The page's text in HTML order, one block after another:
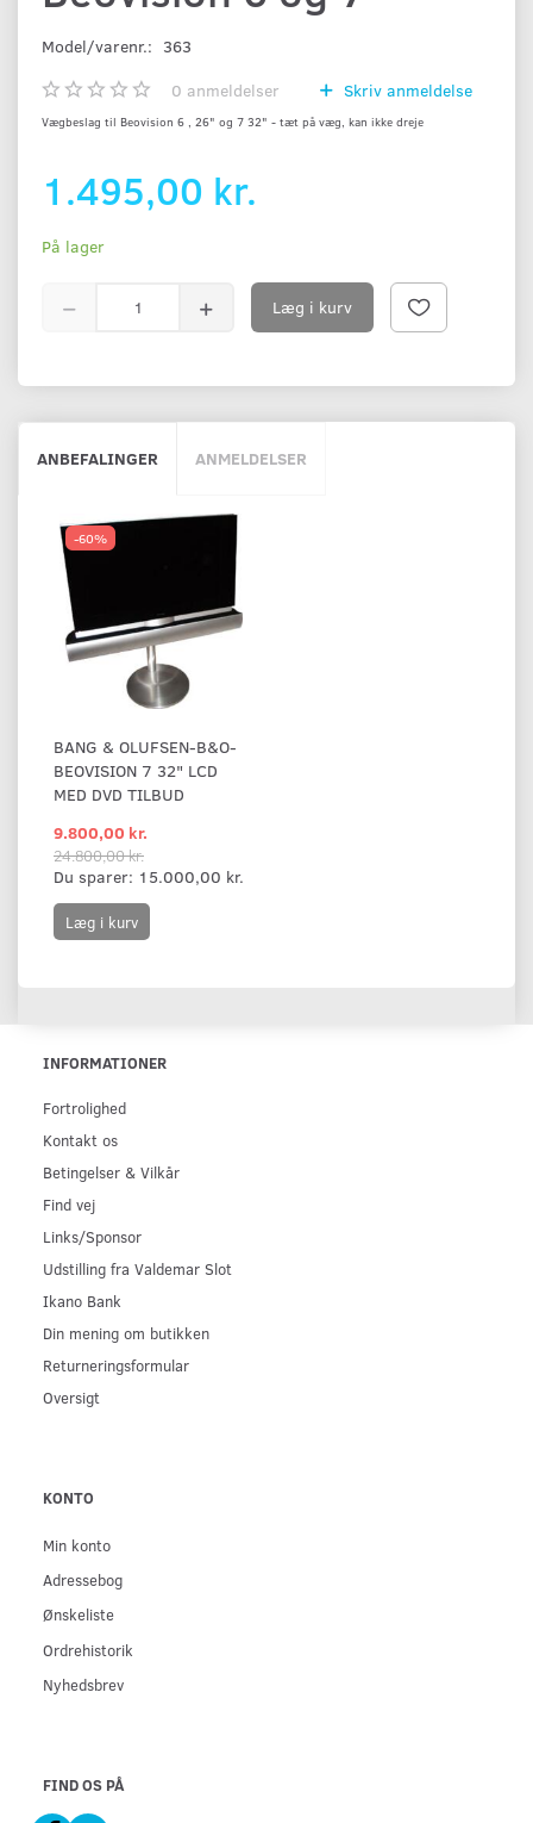
Model/varenr.: 363
0 anmeldelser Skriv anmeldelse
Vægbeslag til Beovision 6 , 26" og 7 32" - tæt på væg, kan ikke dreje
1.495,00 kr.
På lager
Læg i kurv
ANBEFALINGER ANMELDELSER
-60%
BANG & OLUFSEN-B&O-
BEOVISION 7 32" LCD
MED DVD TILBUD
9.800,00 kr.
24.800,00 kr.
Du sparer: 15.000,00 kr.
Læg i kurv
INFORMATIONER
Fortrolighed
Kontakt os
Betingelser & Vilkår
Find vej
Links/Sponsor
Udstilling fra Valdemar Slot
Ikano Bank
Din mening om butikken
Returneringsformular
Oversigt
KONTO
Min konto
Adressebog
Ønskeliste
Ordrehistorik
Nyhedsbrev
FIND OS PÅ